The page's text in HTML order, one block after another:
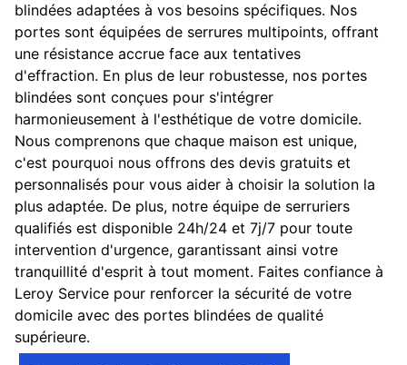
blindées adaptées à vos besoins spécifiques. Nos
portes sont équipées de serrures multipoints, offrant
une résistance accrue face aux tentatives
d'effraction. En plus de leur robustesse, nos portes
blindées sont conçues pour s'intégrer
harmonieusement à l'esthétique de votre domicile.
Nous comprenons que chaque maison est unique,
c'est pourquoi nous offrons des devis gratuits et
personnalisés pour vous aider à choisir la solution la
plus adaptée. De plus, notre équipe de serruriers
qualifiés est disponible 24h/24 et 7j/7 pour toute
intervention d'urgence, garantissant ainsi votre
tranquillité d'esprit à tout moment. Faites confiance à
Leroy Service pour renforcer la sécurité de votre
domicile avec des portes blindées de qualité
supérieure.